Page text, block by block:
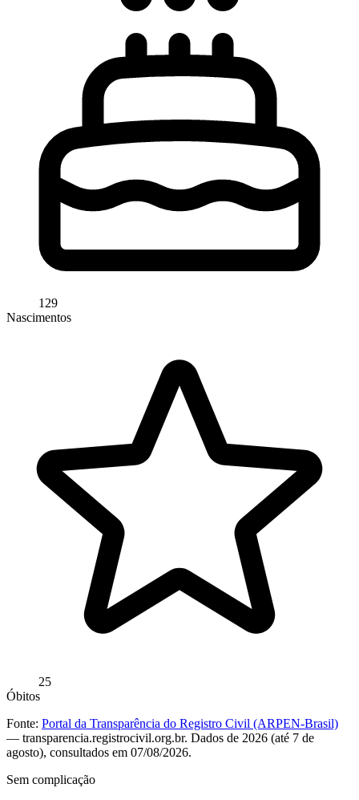
129
Nascimentos
25
Óbitos
Fonte: Portal da Transparência do Registro Civil (ARPEN-Brasil)
— transparencia.registrocivil.org.br. Dados de 2026 (até 7 de
agosto), consultados em 07/08/2026.
Sem complicação